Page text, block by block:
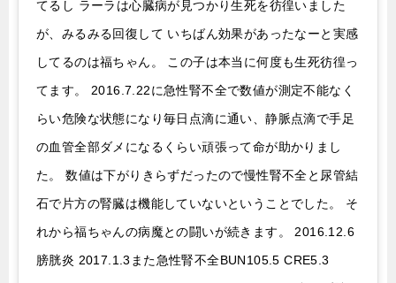
てるし ラーラは心臓病が見つかり生死を彷徨いました
が、みるみる回復して いちばん効果があったなーと実感
してるのは福ちゃん。 この子は本当に何度も生死彷徨っ
てます。 2016.7.22に急性腎不全で数値が測定不能なく
らい危険な状態になり毎日点滴に通い、静脈点滴で手足
の血管全部ダメになるくらい頑張って命が助かりまし
た。 数値は下がりきらずだったので慢性腎不全と尿管結
石で片方の腎臓は機能していないということでした。 そ
れから福ちゃんの病魔との闘いが続きます。 2016.12.6
膀胱炎 2017.1.3また急性腎不全BUN105.5 CRE5.3